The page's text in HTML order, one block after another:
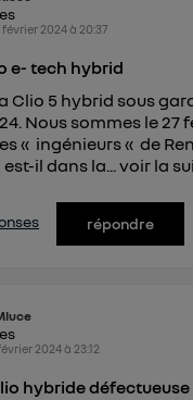
février 2024à 20:37
e- tech hybrid
Clio 5 hybrid sous
Nous sommes le 27
« ingénieurs « de
il dans la...voir la
répondre
2024à 23:12
hybride défectueuse
foyer(ex : Wi-Fi), la
connexion mobile , la
à tout moment
") ou via la
veuillez